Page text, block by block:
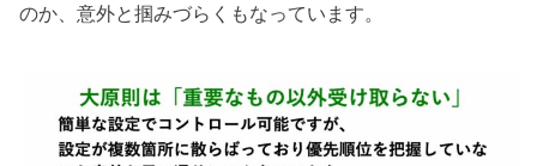
のか、意外と掴みづらくもなっています。